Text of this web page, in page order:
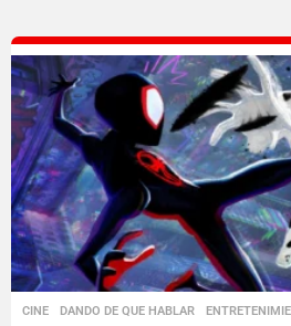
CINE ,DANDO DE QUE HABLAR ,